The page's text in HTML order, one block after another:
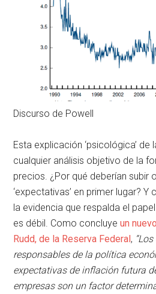
Discurso de Powell
Esta explicación ‘psicológica’ de
cualquier análisis objetivo de la
precios. ¿Por qué deberían subir
‘expectativas’ en primer lugar?
la evidencia que respalda el
es débil. Como concluyeun
Rudd, de la Reserva Federal,
responsables de la política
expectativas de inflación futura
empresas son un factor